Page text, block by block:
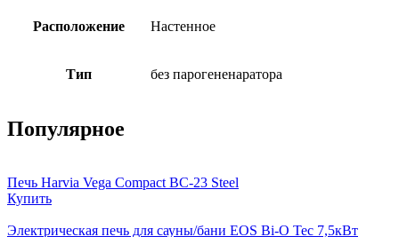
Расположение Настенное
Тип без парогененаратора
Популярное
Печь Harvia Vega Compact BC-23 Steel
Купить
Электрическая печь для сауны/бани EOS Bi-O Tec 7,5кВт